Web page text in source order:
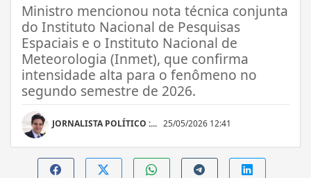
Ministro mencionou nota técnica conjunta
do Instituto Nacional de Pesquisas
Espaciais e o Instituto Nacional de
Meteorologia (Inmet), que confirma
intensidade alta para o fenômeno no
segundo semestre de 2026.
JORNALISTA POLÍTICO :... 25/05/2026 12:41